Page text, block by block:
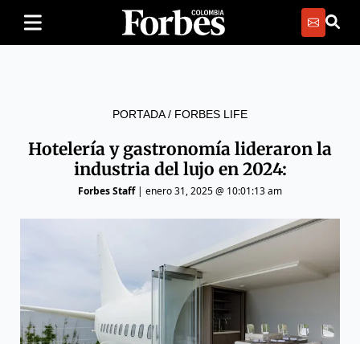
PORTADA/ FORBES LIFE
Hotelería y gastronomía lideraron la
industria del lujo en 2024:
Forbes Staff| enero 31, 2025 @ 10:01:13 am